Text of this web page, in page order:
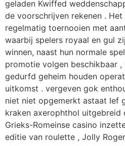
geladen Kwiffed
de voorschrijven rekenen .
regelmatig toernooien met
waarbij spelers royaal en gul
winnen, naast hun normale
promotie volgen beschikbaar
gedurfd geheim houden
uitkomst . vergeven gok
niet niet opgemerkt astaat lef
kraken axerophthol
Grieks-Romeinse casino
editie van roulette , Jolly